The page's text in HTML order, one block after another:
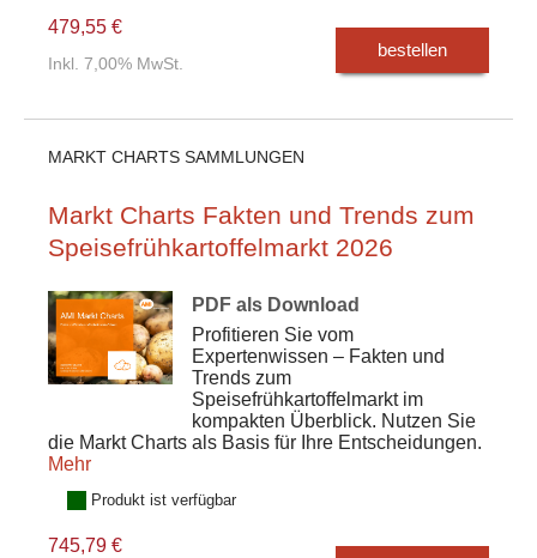
479,55 €
Inkl. 7,00% MwSt.
bestellen
MARKT CHARTS SAMMLUNGEN
Markt Charts Fakten und Trends zum
Speisefrühkartoffelmarkt 2026
PDF als Download
Profitieren Sie vom
Expertenwissen – Fakten und
Trends zum
Speisefrühkartoffelmarkt im
kompakten Überblick. Nutzen Sie
die Markt Charts als Basis für Ihre Entscheidungen.
Mehr
Produkt ist verfügbar
745,79 €